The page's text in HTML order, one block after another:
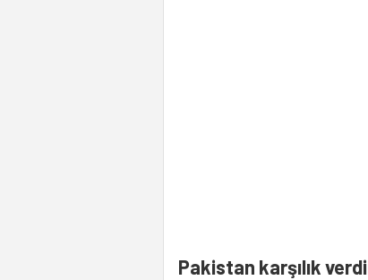
Pakistan karşılık verdi